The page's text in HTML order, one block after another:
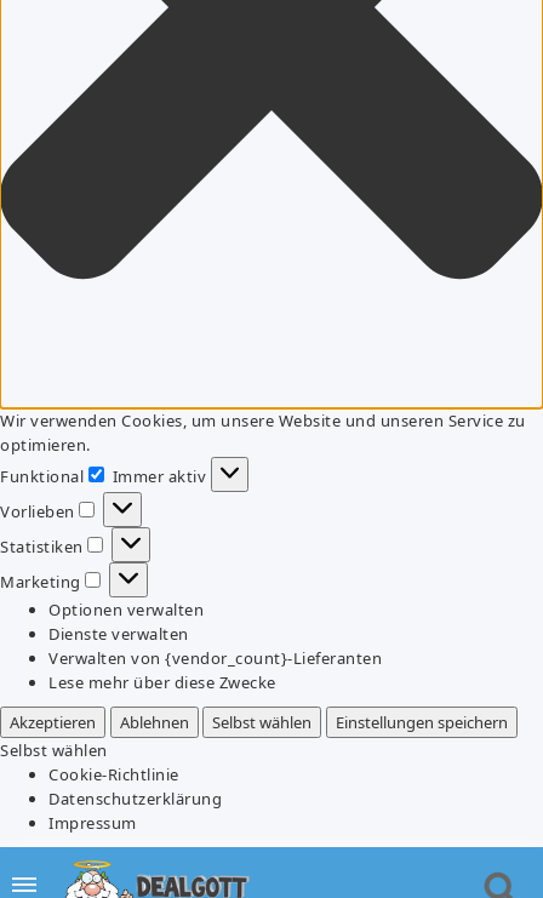
Wir verwenden Cookies, um unsere Website und unseren Service zu
optimieren.
Funktional
Funktional
Immer aktiv
Vorlieben
Vorlieben
Statistiken
Statistiken
Marketing
Marketing
Optionen verwalten
Dienste verwalten
Verwalten von {vendor_count}-Lieferanten
Lese mehr über diese Zwecke
Akzeptieren
Ablehnen Selbst wählen
Einstellungen speichern
Selbst wählen
Cookie-Richtlinie
Datenschutzerklärung
Impressum